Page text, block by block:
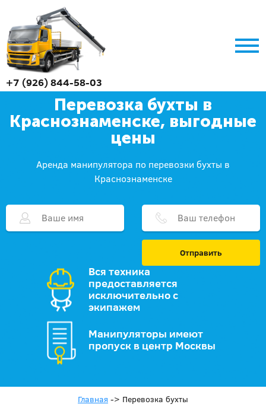
+7 (926) 844-58-03
Перевозка бухты в
Краснознаменске, выгодные
цены
Аренда манипулятора по перевозки бухты в
Краснознаменске
Отправить
Вся техника
предоставляется
исключительно с
экипажем
Манипуляторы имеют
пропуск в центр Москвы
Главная -> Перевозка бухты